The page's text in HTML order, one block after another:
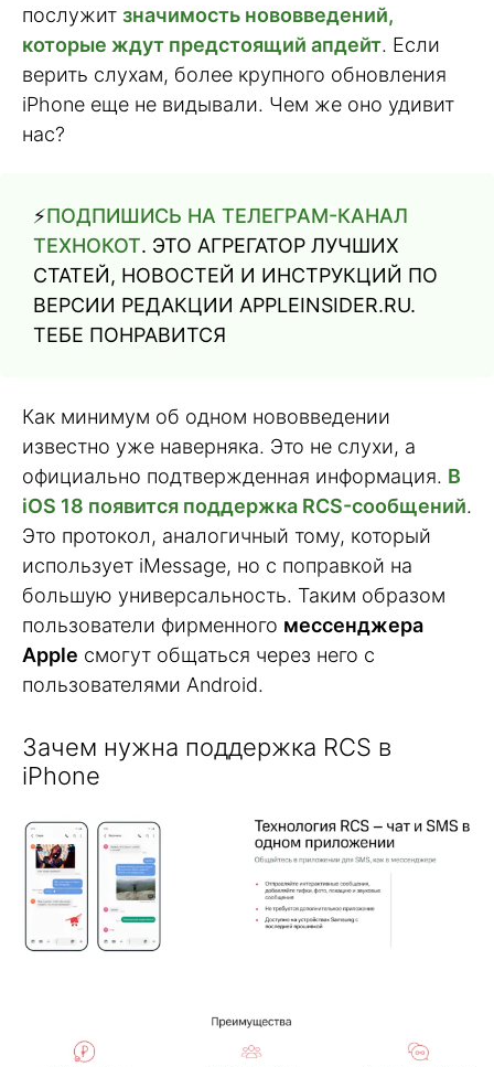
послужит значимость нововведений,
которые ждут предстоящий апдейт. Если
верить слухам, более крупного обновления
iPhone еще не видывали. Чем же оно удивит
нас?
⚡️ПОДПИШИСЬ НА ТЕЛЕГРАМ-КАНАЛ
ТЕХНОКОТ. ЭТО АГРЕГАТОР ЛУЧШИХ
СТАТЕЙ, НОВОСТЕЙ И ИНСТРУКЦИЙ ПО
ВЕРСИИ РЕДАКЦИИ APPLEINSIDER.RU.
ТЕБЕ ПОНРАВИТСЯ
Как минимум об одном нововведении
известно уже наверняка. Это не слухи, а
официально подтвержденная информация. В
iOS 18 появится поддержка RCS-сообщений.
Это протокол, аналогичный тому, который
использует iMessage, но с поправкой на
большую универсальность. Таким образом
пользователи фирменного мессенджера
Apple смогут общаться через него с
пользователями Android.
Зачем нужна поддержка RCS в
iPhone